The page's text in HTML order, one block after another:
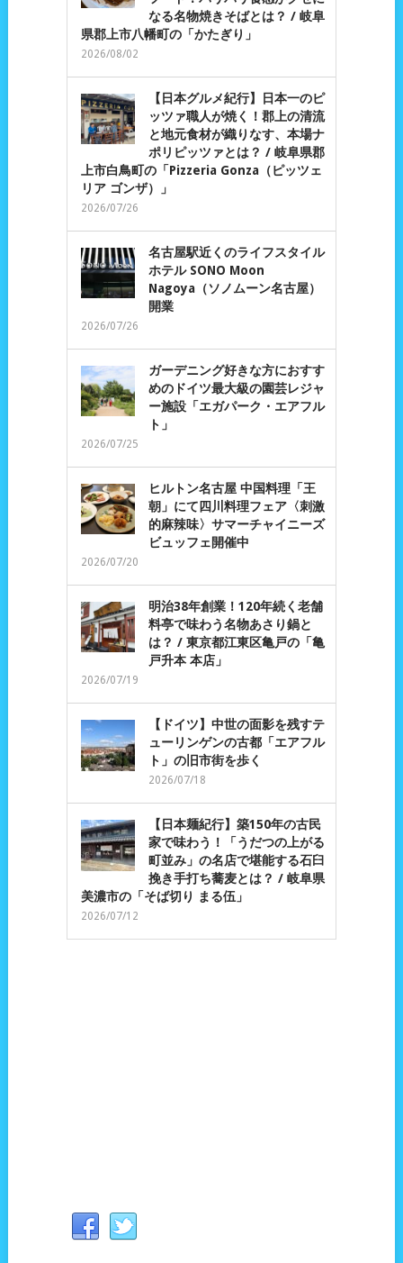
なる名物焼きそばとは？ / 岐阜
県郡上市八幡町の「かたぎり」
2026/08/02
【日本グルメ紀行】日本一のピ
ッツァ職人が焼く！郡上の清流
と地元食材が織りなす、本場ナ
ポリピッツァとは？ / 岐阜県郡
上市白鳥町の「Pizzeria Gonza（ピッツェ
リア ゴンザ）」
2026/07/26
名古屋駅近くのライフスタイル
ホテル SONO Moon
Nagoya（ソノムーン名古屋）
開業
2026/07/26
ガーデニング好きな方におすす
めのドイツ最大級の園芸レジャ
ー施設「エガパーク・エアフル
ト」
2026/07/25
ヒルトン名古屋 中国料理「王
朝」にて四川料理フェア〈刺激
的麻辣味〉サマーチャイニーズ
ビュッフェ開催中
2026/07/20
明治38年創業！120年続く老舗
料亭で味わう名物あさり鍋と
は？ / 東京都江東区亀戸の「亀
戸升本 本店」
2026/07/19
【ドイツ】中世の面影を残すテ
ューリンゲンの古都「エアフル
ト」の旧市街を歩く
2026/07/18
【日本麺紀行】築150年の古民
家で味わう！「うだつの上がる
町並み」の名店で堪能する石臼
挽き手打ち蕎麦とは？ / 岐阜県
美濃市の「そば切り まる伍」
2026/07/12